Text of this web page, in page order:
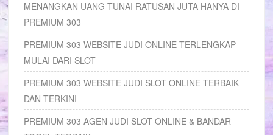
MENANGKAN UANG TUNAI RATUSAN JUTA HANYA DI
PREMIUM 303
PREMIUM 303 WEBSITE JUDI ONLINE TERLENGKAP
MULAI DARI SLOT
PREMIUM 303 WEBSITE JUDI SLOT ONLINE TERBAIK
DAN TERKINI
PREMIUM 303 AGEN JUDI SLOT ONLINE & BANDAR